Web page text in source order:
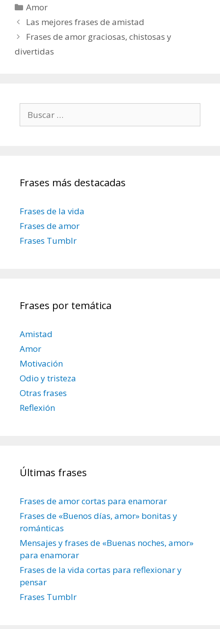
C
a
e
g
a
s
Amor
N
a
e
Las mejores frases de amistad
Frases de amor graciosas, chistosas y
divertidas
:Frases más destacadas
Frases de la vida
Frases de amor
Frases Tumblr
Frases por temática
Amistad
Amor
Motivación
Odio y tristeza
Otras frases
Reflexión
Últimas frases
Frases de amor cortas para enamorar
Frases de «Buenos días, amor» bonitas y
románticas
Mensajes y frases de «Buenas noches, amor»
para enamorar
Frases de la vida cortas para reflexionar y
pensar
Frases Tumblr